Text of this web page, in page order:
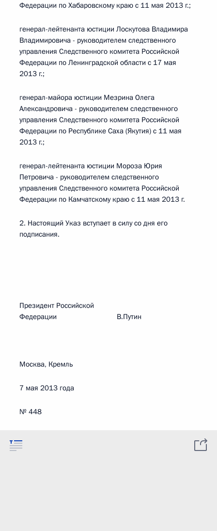
Федерации по Хабаровскому краю с 11 мая 2013 г.;
генерал-лейтенанта юстиции Лоскутова Владимира
Владимировича - руководителем следственного
управления Следственного комитета Российской
Федерации по Ленинградской области с 17 мая
2013 г.;
генерал-майора юстиции Мезрина Олега
Александровича - руководителем следственного
управления Следственного комитета Российской
Федерации по Республике Саха (Якутия) с 11 мая
2013 г.;
генерал-лейтенанта юстиции Мороза Юрия
Петровича - руководителем следственного
управления Следственного комитета Российской
Федерации по Камчатскому краю с 11 мая 2013 г.
2. Настоящий Указ вступает в силу со дня его
подписания.
Президент Российской
Федерации В.Путин
Москва, Кремль
7 мая 2013 года
№ 448